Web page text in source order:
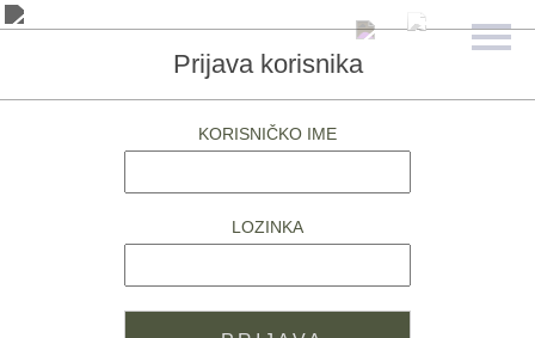
Prijava korisnika
KORISNIČKO IME
LOZINKA